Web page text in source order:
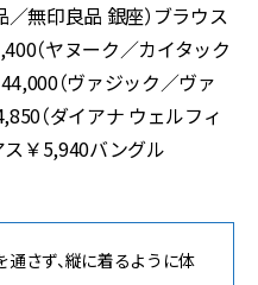
無印良品 銀座）ブラウス
（ヤヌーク／カイタック
（ヴァジック／ヴァ
（ダイアナ ウェルフィ
ス￥5,940バングル
通さず、縦に着るように体